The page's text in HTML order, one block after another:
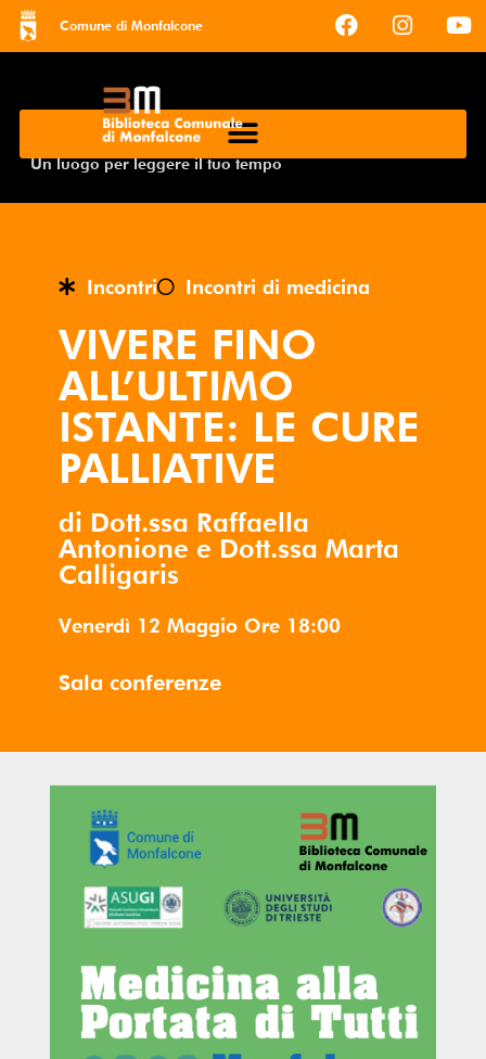
Comune di Monfalcone
Un luogo per leggere il tuo tempo
Incontri Incontri di medicina
VIVERE FINO
ALL’ULTIMO
ISTANTE: LE CURE
PALLIATIVE
di Dott.ssa Raffaella
Antonione e Dott.ssa Marta
Calligaris
Venerdì 12 Maggio Ore 18:00
Sala conferenze